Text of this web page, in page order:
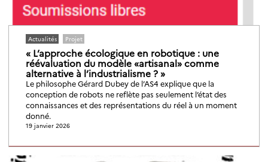
Actualités Projet
« L’approche écologique en robotique : une
réévaluation du modèle «artisanal» comme
alternative à l’industrialisme ? »
Le philosophe Gérard Dubey de l’AS4 explique que la
conception de robots ne reflète pas seulement l’état des
connaissances et des représentations du réel à un moment
donné.
19 janvier 2026